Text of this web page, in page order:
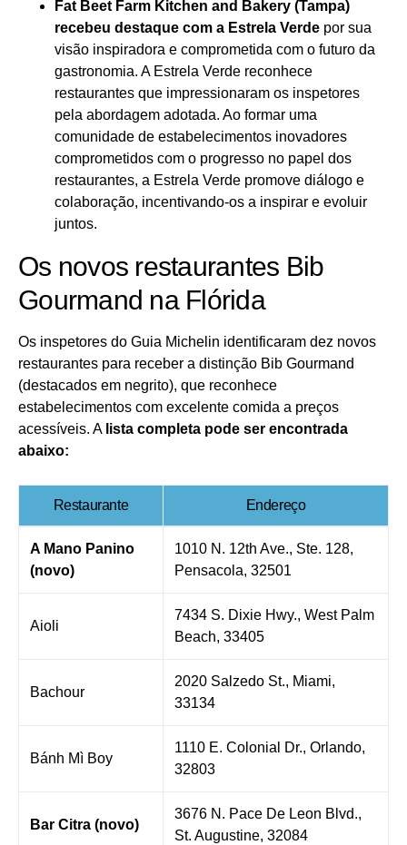
Fat Beet Farm Kitchen and Bakery (Tampa)
recebeu destaque com a Estrela Verde por sua
visão inspiradora e comprometida com o futuro da
gastronomia. A Estrela Verde reconhece
restaurantes que impressionaram os inspetores
pela abordagem adotada. Ao formar uma
comunidade de estabelecimentos inovadores
comprometidos com o progresso no papel dos
restaurantes, a Estrela Verde promove diálogo e
colaboração, incentivando-os a inspirar e evoluir
juntos.
Os novos restaurantes Bib
Gourmand na Flórida
Os inspetores do Guia Michelin identificaram dez novos
restaurantes para receber a distinção Bib Gourmand
(destacados em negrito), que reconhece
estabelecimentos com excelente comida a preços
acessíveis. A lista completa pode ser encontrada
abaixo:
Restaurante Endereço
A Mano Panino
(novo)
1010 N. 12th Ave., Ste. 128,
Pensacola, 32501
Aioli
7434 S. Dixie Hwy., West Palm
Beach, 33405
Bachour
2020 Salzedo St., Miami,
33134
Bánh Mì Boy
1110 E. Colonial Dr., Orlando,
32803
Bar Citra (novo)
3676 N. Pace De Leon Blvd.,
St. Augustine, 32084